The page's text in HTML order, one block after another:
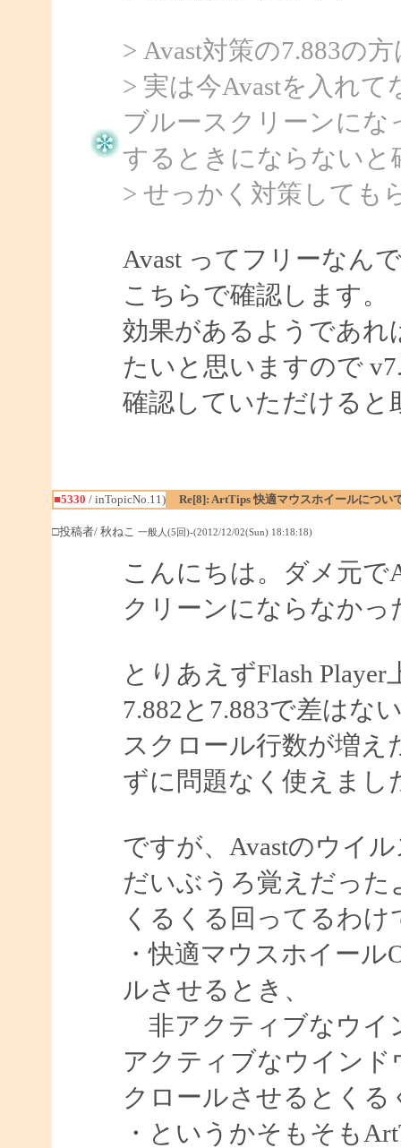
> Avast対策の7.883の
> 実は今Avastを入れ
ブルースクリーンにな
するときにならない
> せっかく対策しても
Avast ってフリーなん
こちらで確認します。
効果があるようであれ
たいと思いますので
確認していただけると
■5330 / inTopicNo.11) Re[8]: ArtTips 快適マウスホイールについ
□投稿者/ 秋ねこ 一般人(5回)-(2012/12/02(Sun) 18:18:18)
こんにちは。ダメ元で
クリーンにならなか
とりあえずFlash
7.882と7.883で差はな
スクロール行数が増
ずに問題なく使えまし
ですが、Avastのウイ
だいぶうろ覚えだっ
くるくる回ってるわ
・快適マウスホイー
ルさせるとき、
非アクティブなウイ
アクティブなウイン
クロールさせるとくる
・というかそもそも